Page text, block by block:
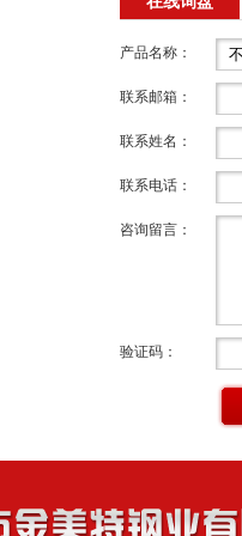
产品名称：
联系邮箱：
联系姓名：
联系电话：
咨询留言：
验证码：